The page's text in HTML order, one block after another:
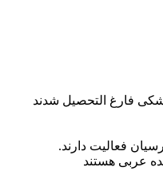
عربی هستند